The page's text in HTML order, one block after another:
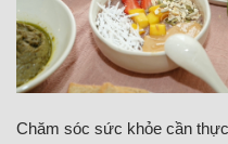
Chăm sóc sức khỏe cần